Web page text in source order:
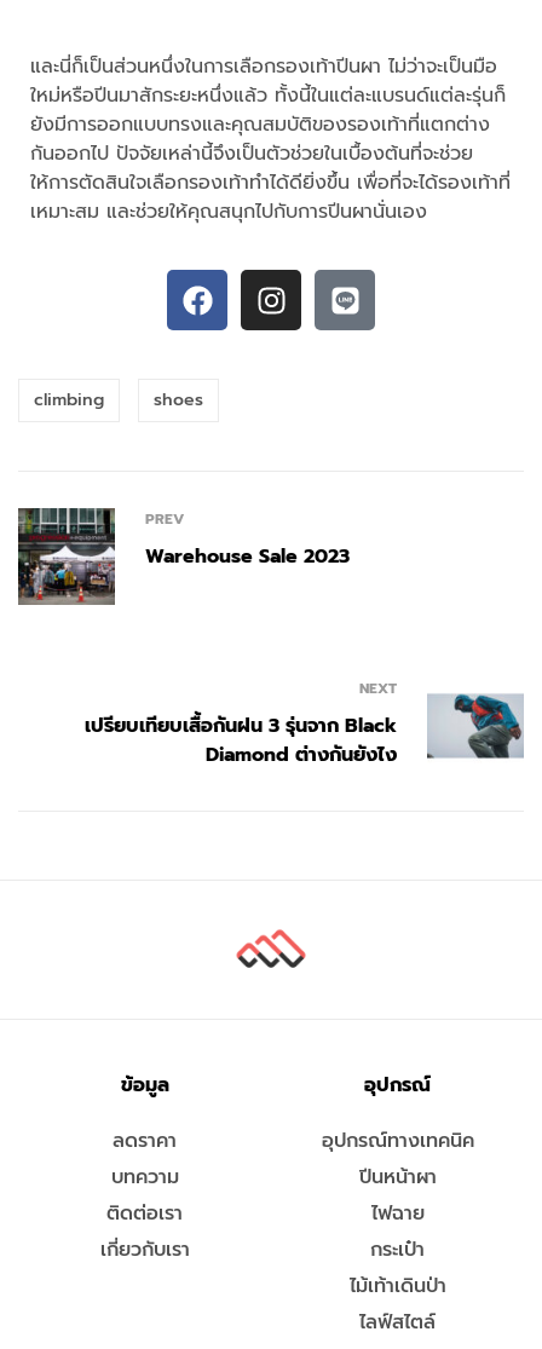
และนี่ก็เป็นส่วนหนึ่งในการเลือกรองเท้าปีนผา ไม่ว่าจะเป็นมือ
ใหม่หรือปีนมาสักระยะหนึ่งแล้ว ทั้งนี้ในแต่ละแบรนด์แต่ละรุ่นก็
ยังมีการออกแบบทรงและคุณสมบัติของรองเท้าที่แตกต่าง
กันออกไป ปัจจัยเหล่านี้จึงเป็นตัวช่วยในเบื้องต้นที่จะช่วย
ให้การตัดสินใจเลือกรองเท้าทำได้ดียิ่งขึ้น เพื่อที่จะได้รองเท้าที่
เหมาะสม และช่วยให้คุณสนุกไปกับการปีนผานั่นเอง
climbing shoes
PREV
Warehouse Sale 2023
NEXT
เปรียบเทียบเสื้อกันฝน 3 รุ่นจาก Black
Diamond ต่างกันยังไง
ข้อมูล
ลดราคา
บทความ
ติดต่อเรา
เกี่ยวกับเรา
อุปกรณ์
อุปกรณ์ทางเทคนิค
ปีนหน้าผา
ไฟฉาย
กระเป๋า
ไม้เท้าเดินป่า
ไลฟ์สไตล์